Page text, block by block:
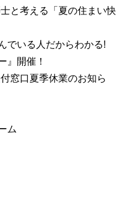
と考える「夏の住まい快
でいる人だからわかる!
』開催！
窓口夏季休業のお知ら
ム